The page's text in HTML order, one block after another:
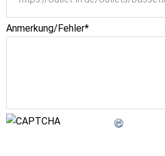
Anmerkung/Fehler*